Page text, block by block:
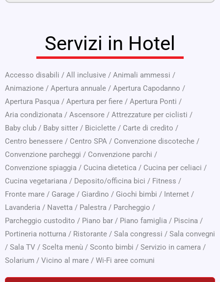
Servizi in Hotel
Accesso disabili / All inclusive / Animali ammessi /
Animazione / Apertura annuale / Apertura Capodanno /
Apertura Pasqua / Apertura per fiere / Apertura Ponti /
Aria condizionata / Ascensore / Attrezzature per ciclisti /
Baby club / Baby sitter / Biciclette / Carte di credito /
Centro benessere / Centro SPA / Convenzione discoteche /
Convenzione parcheggi / Convenzione parchi /
Convenzione spiaggia / Cucina dietetica / Cucina per celiaci /
Cucina vegetariana / Deposito/officina bici / Fitness /
Fronte mare / Garage / Giardino / Giochi bimbi / Internet /
Lavanderia / Navetta / Palestra / Parcheggio /
Parcheggio custodito / Piano bar / Piano famiglia / Piscina /
Portineria notturna / Ristorante / Sala congressi / Sala convegni
/ Sala TV / Scelta menù / Sconto bimbi / Servizio in camera /
Solarium / Vicino al mare / Wi-Fi aree comuni